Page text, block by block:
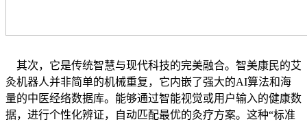
其次，它是传统智慧与现代科技的完美融合。智美康民的艾
灸机器人并非简单的机械重复，它内嵌了强大的AI算法和海
量的中医经络数据库。能够通过智能视觉或用户输入的健康数
据，进行个性化辨证，自动匹配最优的灸疗方案。这种“标准